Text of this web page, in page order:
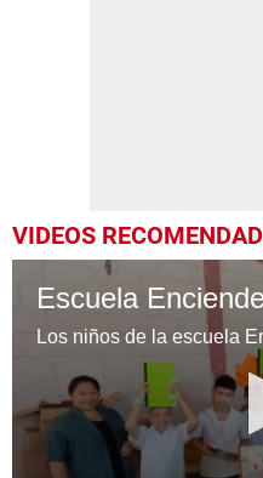
VIDEOS